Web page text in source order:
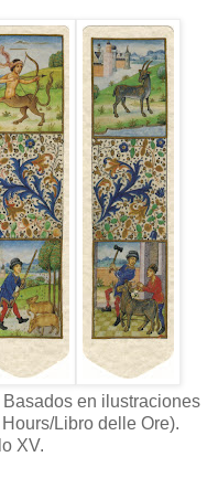
en ilustraciones
Libro delle Ore).
XV.